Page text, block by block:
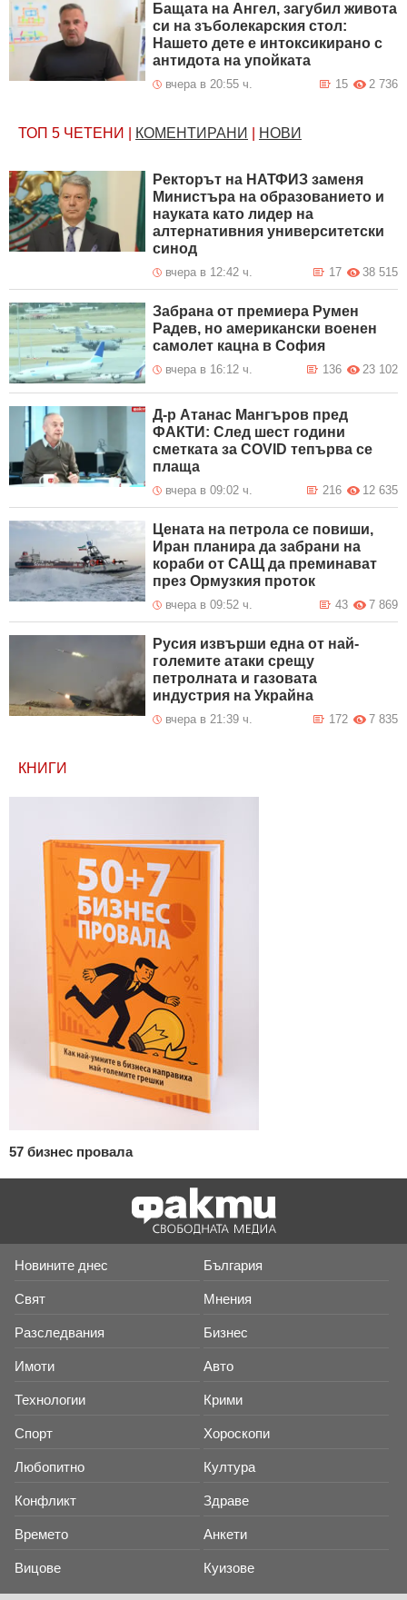
Бащата на Ангел, загубил живота
си на зъболекарския стол:
Нашето дете е интоксикирано с
антидотa на упойката
вчера в 20:55 ч. 2 736
15
ТОП 5 ЧЕТЕНИ КОМЕНТИРАНИ НОВИ
Ректорът на НАТФИЗ заменя
Министъра на образованието и
науката като лидер на
алтернативния университетски
синод
вчера в 12:42 ч. 38 515
17
Забрана от премиера Румен
Радев, но американски военен
самолет кацна в София
вчера в 16:12 ч. 23 102
136
Д-р Атанас Мангъров пред
ФАКТИ: След шест години
сметката за COVID тепърва се
плаща
вчера в 09:02 ч. 12 635
216
Цената на петрола се повиши,
Иран планира да забрани на
кораби от САЩ да преминават
през Ормузкия проток
вчера в 09:52 ч. 7 869
43
Русия извърши една от най-
големите атаки срещу
петролната и газовата
индустрия на Украйна
вчера в 21:39 ч. 7 835
172
КНИГИ
57 бизнес провала
Новините днес България
Свят Мнения
Разследвания Бизнес
Имоти Авто
Технологии Крими
Спорт Хороскопи
Любопитно Култура
Конфликт Здраве
Времето Анкети
Вицове Куизове